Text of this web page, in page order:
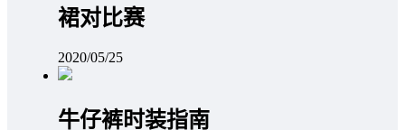
裙对比赛
2020/05/25
牛仔裤时装指南